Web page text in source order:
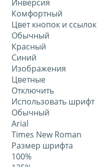
Инверсия
Комфортный
Цвет кнопок и ссылок
Обычный
Красный
Синий
Изображения
Цветные
Отключить
Использовать шрифт
Обычный
Arial
Times New Roman
Размер шрифта
100%